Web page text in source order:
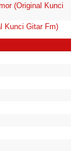
(Original Kunci
Kunci Gitar Fm)